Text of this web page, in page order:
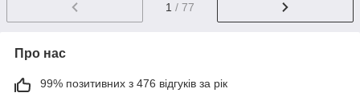
1 / 77
Про нас
99% позитивних з 476 відгуків за рік